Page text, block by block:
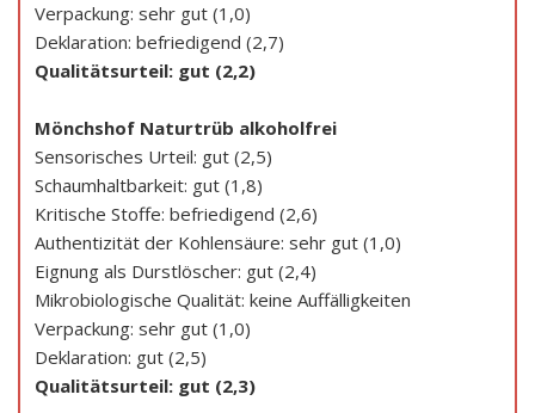
Verpackung: sehr gut (1,0)
Deklaration: befriedigend (2,7)
Qualitätsurteil: gut (2,2)
Mönchshof Naturtrüb alkoholfrei
Sensorisches Urteil: gut (2,5)
Schaumhaltbarkeit: gut (1,8)
Kritische Stoffe: befriedigend (2,6)
Authentizität der Kohlensäure: sehr gut (1,0)
Eignung als Durstlöscher: gut (2,4)
Mikrobiologische Qualität: keine Auffälligkeiten
Verpackung: sehr gut (1,0)
Deklaration: gut (2,5)
Qualitätsurteil: gut (2,3)